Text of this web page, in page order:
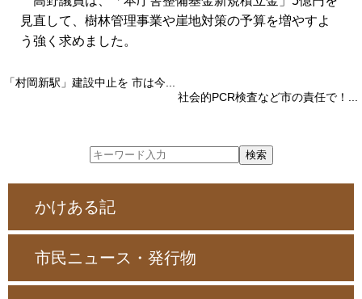
見直して、樹林管理事業や崖地対策の予算を増やすよ
う強く求めました。
「村岡新駅」建設中止を 市は今...
社会的PCR検査など市の責任で！...
かけある記
市民ニュース・発行物